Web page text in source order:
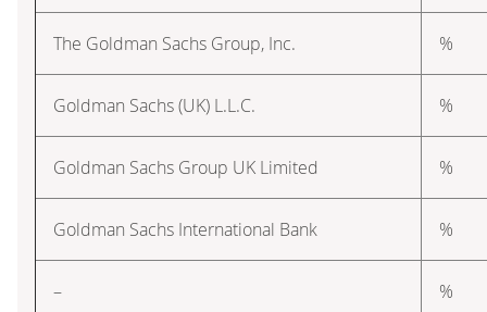
The Goldman Sachs Group, Inc. %
Goldman Sachs (UK) L.L.C. %
Goldman Sachs Group UK Limited %
Goldman Sachs International Bank %
– %